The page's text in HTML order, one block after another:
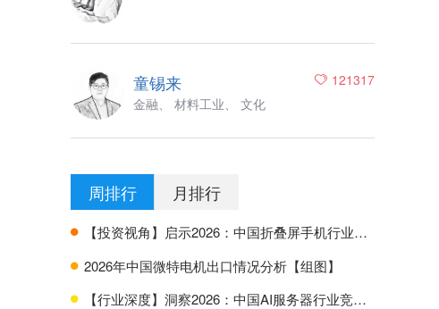
121317
童锡来
金融、 材料工业、 文化
周排行 月排行
H 【投资视角】启示2026：中国折叠屏手机行业投融资及兼并重组分析
H 2026年中国微特电机出口情况分析【组图】
H 【行业深度】洞察2026：中国AI服务器行业竞争格局及市场份额